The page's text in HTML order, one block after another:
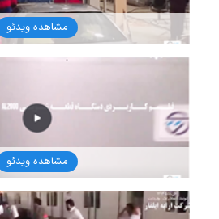
مشاهده ویدئو
مشاهده ویدئو